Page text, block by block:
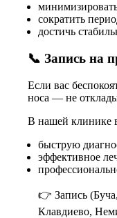
сократить
достичь
📞 Запись на
Если вас
носа — не
В нашей клинике
быструю
эффективное
👉 Запись
Клавдиево,